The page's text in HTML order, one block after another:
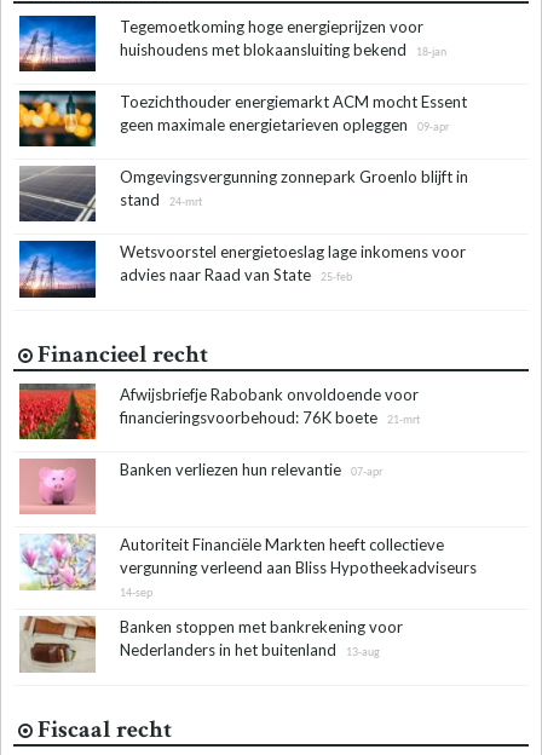
Tegemoetkoming hoge energieprijzen voor
huishoudens met blokaansluiting bekend
18-jan
Toezichthouder energiemarkt ACM mocht Essent
geen maximale energietarieven opleggen
09-apr
Omgevingsvergunning zonnepark Groenlo blijft in
stand
24-mrt
Wetsvoorstel energietoeslag lage inkomens voor
advies naar Raad van State
25-feb
Financieel recht
Afwijsbriefje Rabobank onvoldoende voor
financieringsvoorbehoud: 76K boete
21-mrt
Banken verliezen hun relevantie 07-apr
Autoriteit Financiële Markten heeft collectieve
vergunning verleend aan Bliss Hypotheekadviseurs
14-sep
Banken stoppen met bankrekening voor
Nederlanders in het buitenland
13-aug
Fiscaal recht